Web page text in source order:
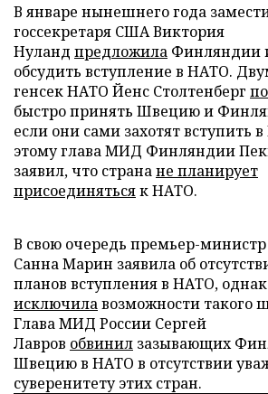
В январе нынешнего года
госсекретаря США Виктория
Нуланд предложила Финляндии
обсудить вступление в НАТО.
генсек НАТО Йенс Столтенберг
быстро принять Швецию и
если они сами захотят вступить
этому глава МИД Финляндии
заявил, что странане планирует
присоединятьсяк НАТО.
В свою очередь премьер-
Санна Марин заявила об
планов вступления в НАТО,
исключилавозможности такого
Глава МИД России Сергей
Лавров обвинил зазывающих
Швецию в НАТО в отсутствии
суверенитету этих стран.